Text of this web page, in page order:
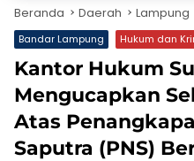
Beranda Daerah Lampung
Bandar Lampung Hukum dan
Kantor Hukum
Mengucapkan
Atas
Saputra (PNS)